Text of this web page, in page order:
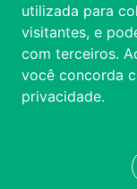
utilizada para
visitantes, e
com terceiros.
você concorda
privacidade.
FALE